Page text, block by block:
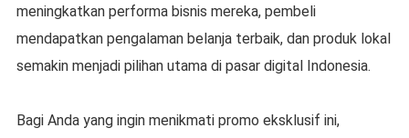
meningkatkan performa bisnis mereka, pembeli
mendapatkan pengalaman belanja terbaik, dan produk lokal
semakin menjadi pilihan utama di pasar digital Indonesia.
Bagi Anda yang ingin menikmati promo eksklusif ini,